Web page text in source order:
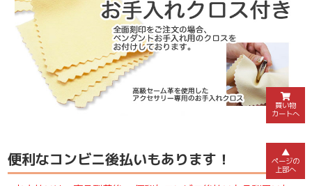
便利なコンビニ後払いもあります！ ▲
ページの
上部へ
買い物
カートへ